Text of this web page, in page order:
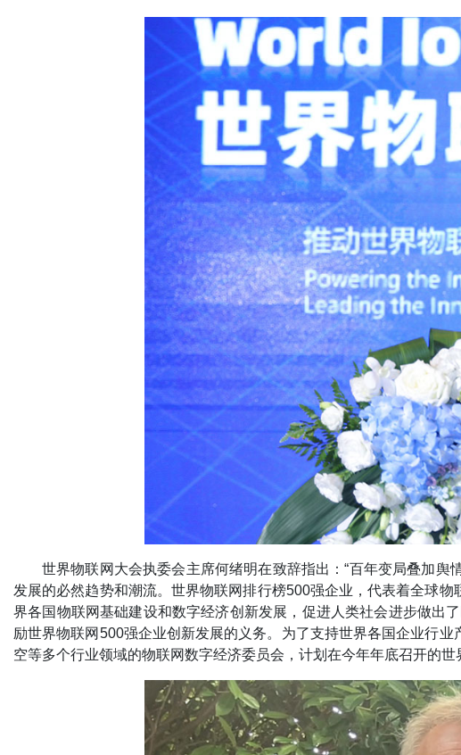
世界物联网大会执委会主席何绪明在致辞指出：“百年变局叠加
发展的必然趋势和潮流。世界物联网排行榜500强企业，代表着全球
界各国物联网基础建设和数字经济创新发展，促进人类社会进步做出
励世界物联网500强企业创新发展的义务。为了支持世界各国企业行
空等多个行业领域的物联网数字经济委员会，计划在今年年底召开的世